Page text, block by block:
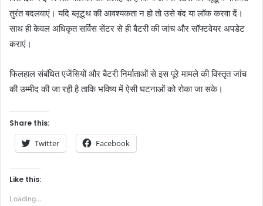
तुरंत बदलवाएं। यदि ब्लूटूथ की आवश्यकता न हो तो उसे बंद या लॉक करवा दें।
साथ ही केवल अधिकृत सर्विस सेंटर से ही बैटरी की जांच और सॉफ्टवेयर अपडेट
कराएं।
फिलहाल संबंधित एजेंसियों और बैटरी निर्माताओं से इस पूरे मामले की विस्तृत जांच
की उम्मीद की जा रही है ताकि भविष्य में ऐसी घटनाओं को रोका जा सके।
Share this:
Twitter Facebook
Like this:
Loading...